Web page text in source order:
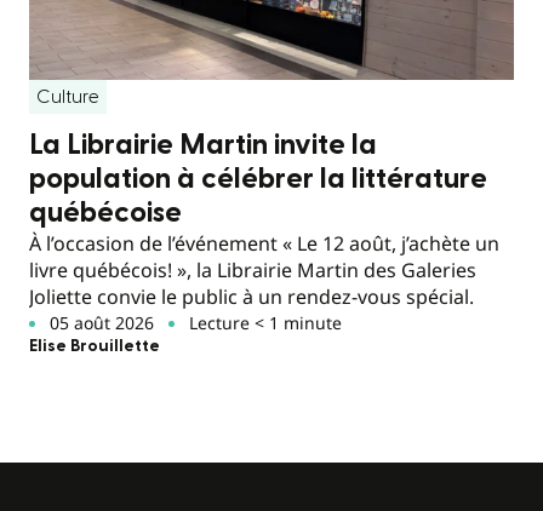
Culture
La Librairie Martin invite la
population à célébrer la littérature
québécoise
À l’occasion de l’événement « Le 12 août, j’achète un
livre québécois! », la Librairie Martin des Galeries
Joliette convie le public à un rendez-vous spécial.
05 août 2026 Lecture < 1 minute
Elise Brouillette